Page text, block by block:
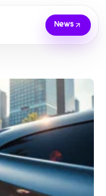
News